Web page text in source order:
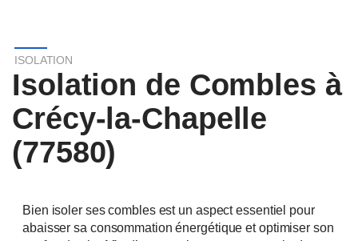
ISOLATION
Isolation de Combles à
Crécy-la-Chapelle
(77580)
Bien isoler ses combles est un aspect essentiel pour
abaisser sa consommation énergétique et optimiser son